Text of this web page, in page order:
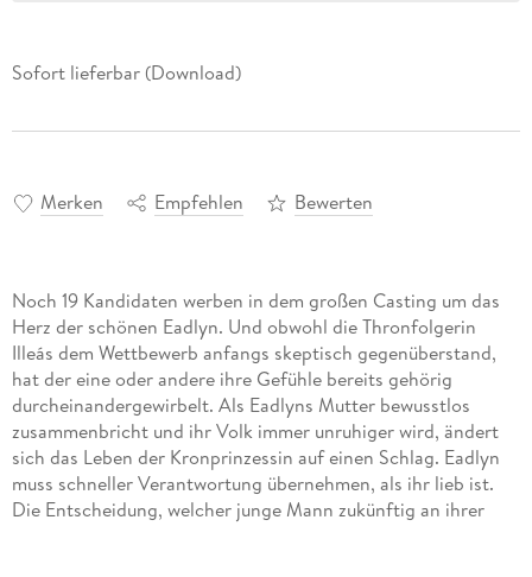
Sofort lieferbar (Download)
Merken Empfehlen Bewerten
Noch 19 Kandidaten werben in dem großen Casting um das
Herz der schönen Eadlyn. Und obwohl die Thronfolgerin
Illeás dem Wettbewerb anfangs skeptisch gegenüberstand,
hat der eine oder andere ihre Gefühle bereits gehörig
durcheinandergewirbelt. Als Eadlyns Mutter bewusstlos
zusammenbricht und ihr Volk immer unruhiger wird, ändert
sich das Leben der Kronprinzessin auf einen Schlag. Eadlyn
muss schneller Verantwortung übernehmen, als ihr lieb ist.
Die Entscheidung, welcher junge Mann zukünftig an ihrer